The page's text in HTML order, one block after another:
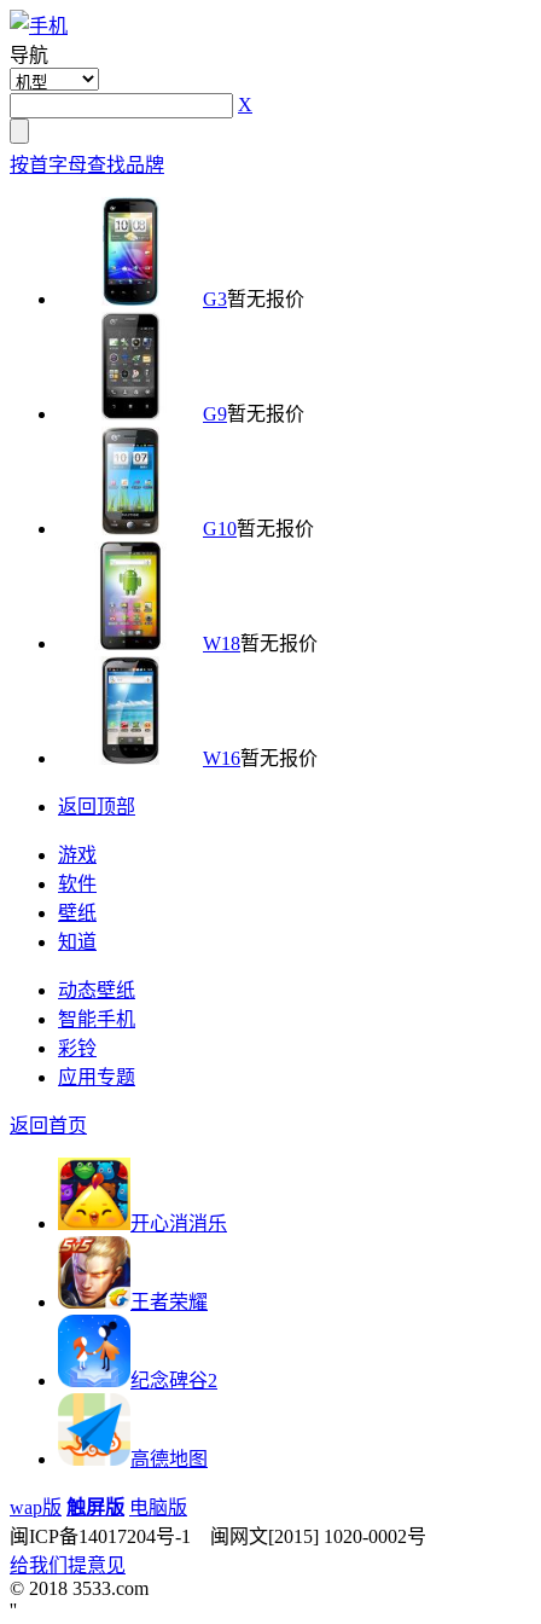
导航
X
按首字母查找品牌
G3暂无报价
G9暂无报价
G10暂无报价
W18暂无报价
W16暂无报价
返回顶部
游戏
软件
壁纸
知道
动态壁纸
智能手机
彩铃
应用专题
返回首页
开心消消乐
王者荣耀
纪念碑谷2
高德地图
wap版 触屏版 电脑版
闽ICP备14017204号-1 闽网文[2015] 1020-0002号
给我们提意见
© 2018 3533.com
''